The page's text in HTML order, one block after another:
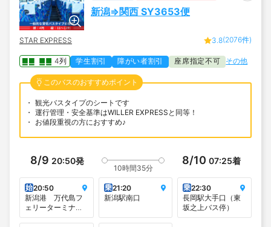
新潟⇒関西 SY3653便
STAR EXPRESS 3.8(2076件)
4列 学生割引 障がい者割引 座席指定不可 その他
このバスのおすすめポイント
観光バスタイプのシートです
運行管理・安全基準はWILLER EXPRESSと同等！
お値段重視の方におすすめ♪
8/9 20:50発
10時間35分
8/10 07:25着
始20:50
新潟港 万代島フ
ェリーターミナル
（朱鷺メッセへは
乗21:20
新潟駅南口
乗22:30
長岡駅大手口（東
坂之上バス停）